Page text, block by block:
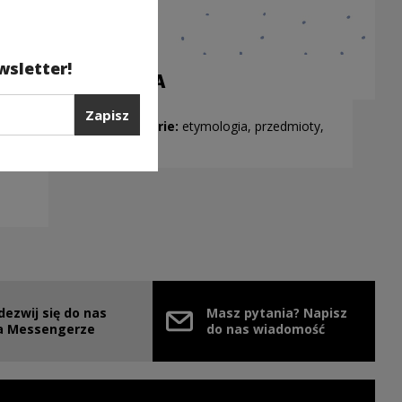
SZAFA
Kategorie: etymologia, przedmioty,
się do nas
Messengerze
zostanie otwarty w nowym oknie
Masz pytania? Napisz
do nas wiadomość
Zapisz